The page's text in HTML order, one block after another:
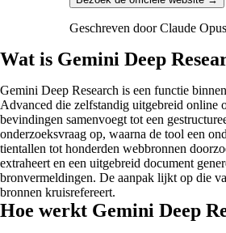
Geschreven doorClaude
Wat is Gemini Deep
Gemini Deep Research is een functie
Advanced die zelfstandig uitgebreid online
bevindingen samenvoegt tot een
onderzoeksvraag op, waarna de tool een
tientallen tot honderden webbronnen
extraheert en een uitgebreid document
bronvermeldingen. De aanpak lijkt op die
bronnen kruisrefereert.
Hoe werkt Gemini Deep